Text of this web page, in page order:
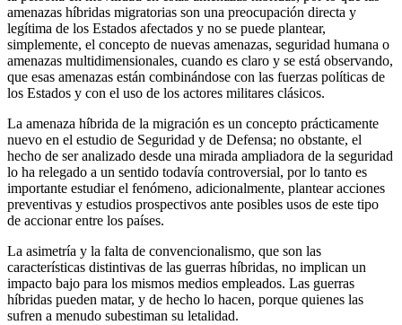
amenazas híbridas migratorias son una preocupación directa y
legítima de los Estados afectados y no se puede plantear,
simplemente, el concepto de nuevas amenazas, seguridad humana o
amenazas multidimensionales, cuando es claro y se está observando,
que esas amenazas están combinándose con las fuerzas políticas de
los Estados y con el uso de los actores militares clásicos.
La amenaza híbrida de la migración es un concepto prácticamente
nuevo en el estudio de Seguridad y de Defensa; no obstante, el
hecho de ser analizado desde una mirada ampliadora de la seguridad
lo ha relegado a un sentido todavía controversial, por lo tanto es
importante estudiar el fenómeno, adicionalmente, plantear acciones
preventivas y estudios prospectivos ante posibles usos de este tipo
de accionar entre los países.
La asimetría y la falta de convencionalismo, que son las
características distintivas de las guerras híbridas, no implican un
impacto bajo para los mismos medios empleados. Las guerras
híbridas pueden matar, y de hecho lo hacen, porque quienes las
sufren a menudo subestiman su letalidad.